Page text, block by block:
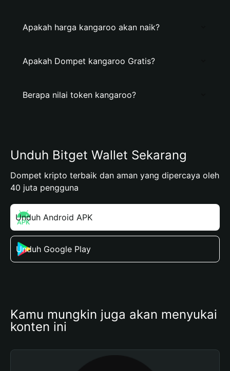
Apakah harga kangaroo akan naik?
Apakah Dompet kangaroo Gratis?
Berapa nilai token kangaroo?
Unduh Bitget Wallet Sekarang
Dompet kripto terbaik dan aman yang dipercaya oleh
40 juta pengguna
Unduh Android APK
Unduh Google Play
Kamu mungkin juga akan menyukai
konten ini